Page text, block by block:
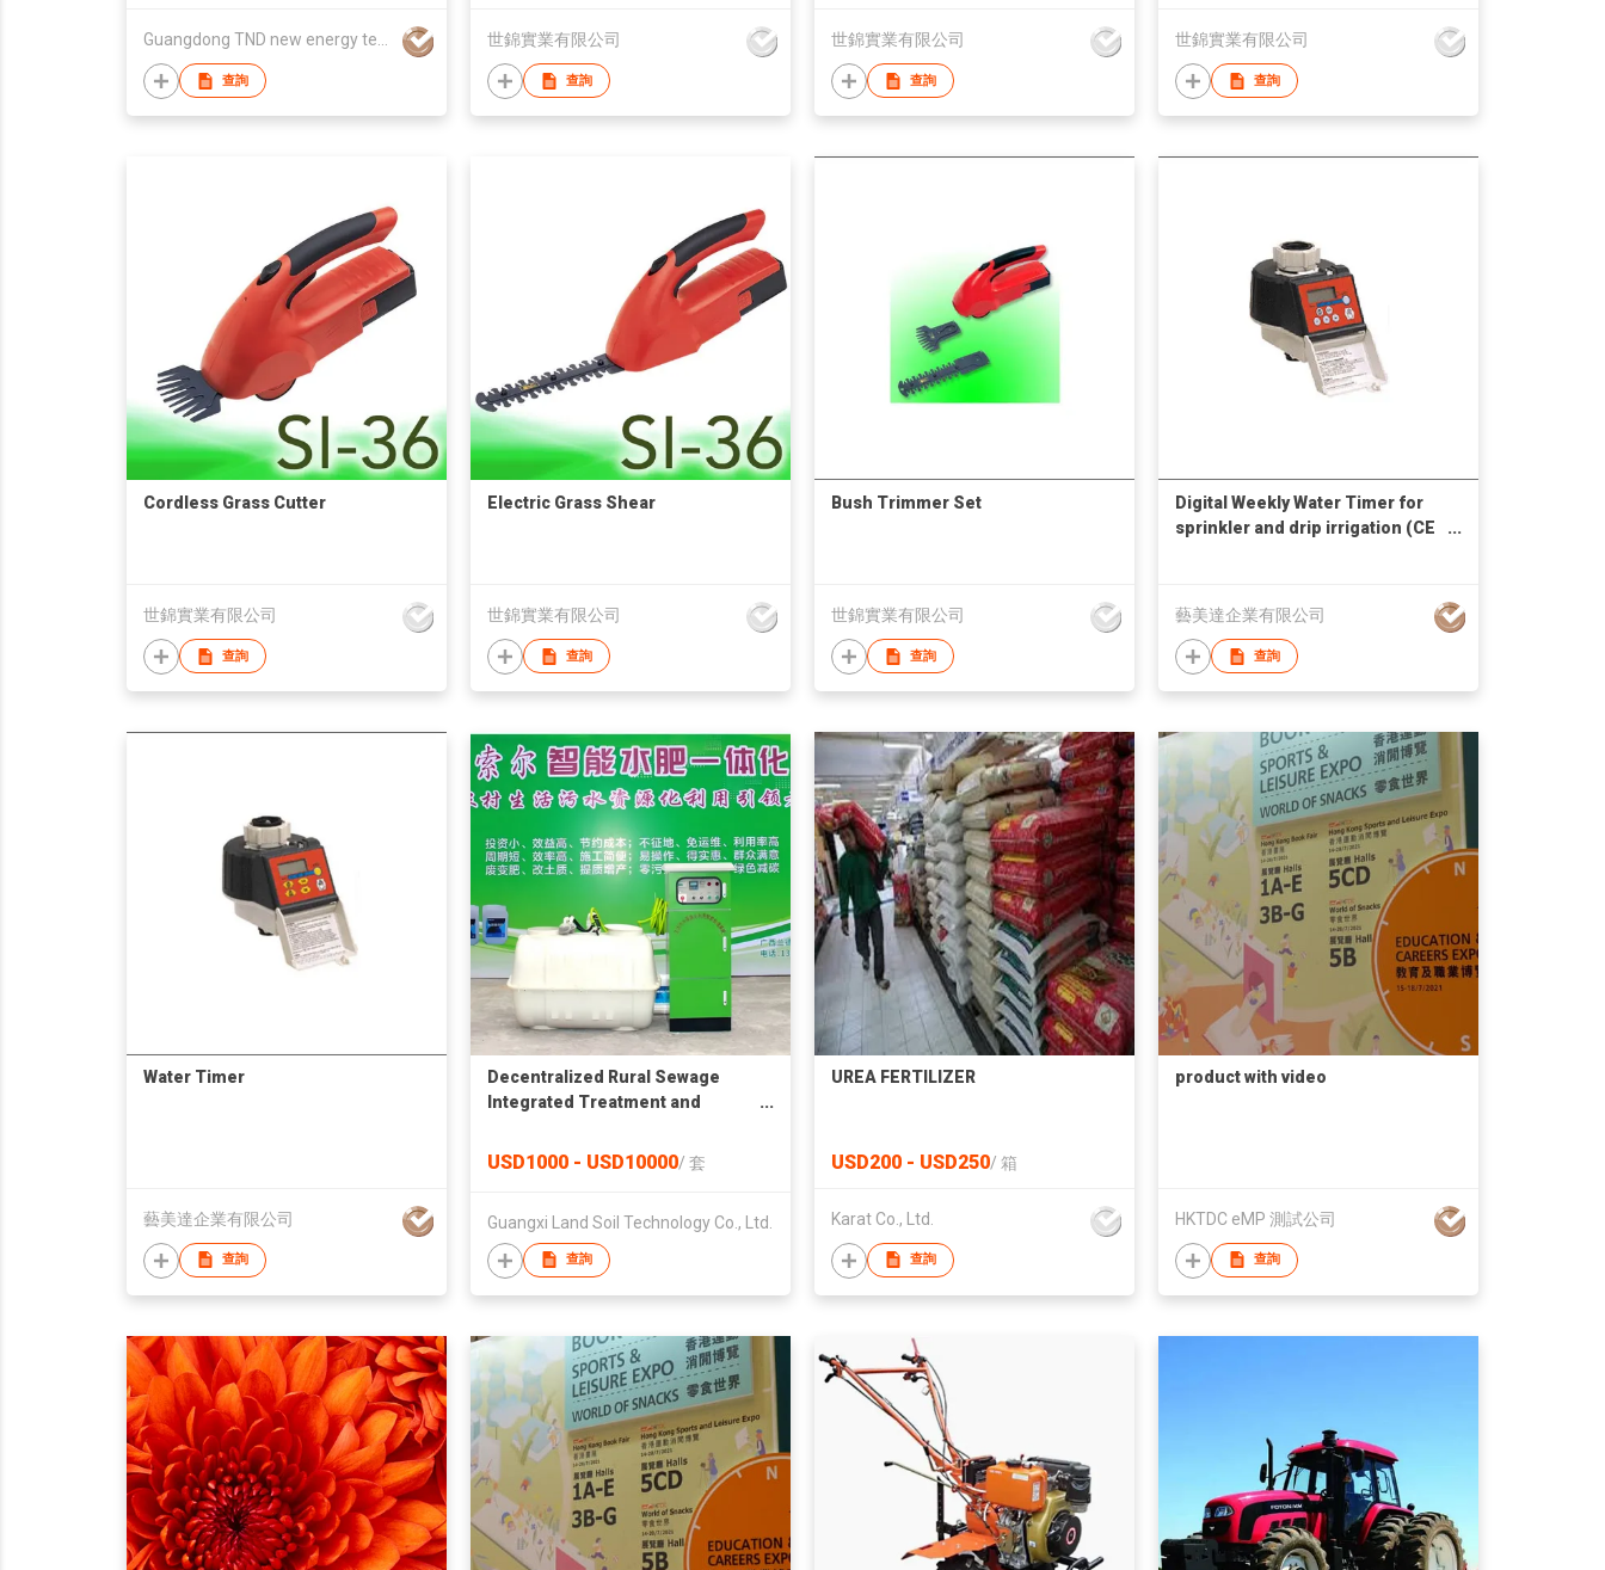
Guangdong TND new energy technology Co., LTD
查詢
世錦實業有限公司
查詢
世錦實業有限公司
查詢
世錦實業有限公司
查詢
Cordless Grass Cutter
世錦實業有限公司
查詢
Electric Grass Shear
世錦實業有限公司
查詢
Bush Trimmer Set
世錦實業有限公司
查詢
Digital Weekly Water Timer for
sprinkler and drip irrigation (CE
藝美達企業有限公司
查詢
Water Timer
藝美達企業有限公司
查詢
Decentralized Rural Sewage
Integrated Treatment and
USD1000 - USD10000/ 套
Guangxi Land Soil Technology Co., Ltd.
查詢
UREA FERTILIZER
USD200 - USD250/ 箱
Karat Co., Ltd.
查詢
product with video
HKTDC eMP 測試公司
查詢